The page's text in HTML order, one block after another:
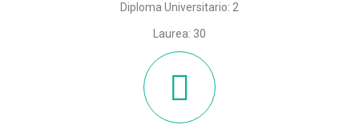
Diploma Universitario: 2
Laurea: 30